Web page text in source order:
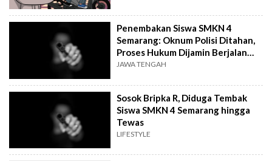
Penembakan Siswa SMKN 4
Semarang: Oknum Polisi Ditahan,
Proses Hukum Dijamin Berjalan
Transparan
JAWA TENGAH
Sosok Bripka R, Diduga Tembak
Siswa SMKN 4 Semarang hingga
Tewas
LIFESTYLE